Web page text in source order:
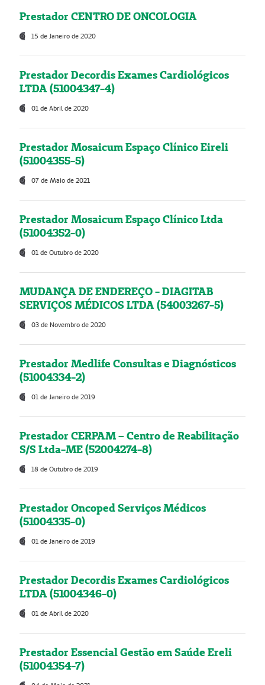
Prestador CENTRO DE ONCOLOGIA
15 de Janeiro de 2020
Prestador Decordis Exames Cardiológicos
LTDA (51004347-4)
01 de Abril de 2020
Prestador Mosaicum Espaço Clínico Eireli
(51004355-5)
07 de Maio de 2021
Prestador Mosaicum Espaço Clínico Ltda
(51004352-0)
01 de Outubro de 2020
MUDANÇA DE ENDEREÇO - DIAGITAB
SERVIÇOS MÉDICOS LTDA (54003267-5)
03 de Novembro de 2020
Prestador Medlife Consultas e Diagnósticos
(51004334-2)
01 de Janeiro de 2019
Prestador CERPAM – Centro de Reabilitação
S/S Ltda-ME (52004274-8)
18 de Outubro de 2019
Prestador Oncoped Serviços Médicos
(51004335-0)
01 de Janeiro de 2019
Prestador Decordis Exames Cardiológicos
LTDA (51004346-0)
01 de Abril de 2020
Prestador Essencial Gestão em Saúde Ereli
(51004354-7)